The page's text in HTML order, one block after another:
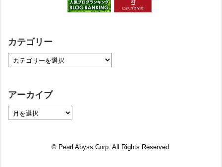
カテゴリー
アーカイブ
© Pearl Abyss Corp. All Rights Reserved.